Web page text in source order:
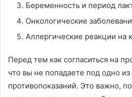
Беременность и период
Онкологические
Аллергические реакции на
Перед тем как согласиться на
что вы не попадаете под одно из
противопоказаний. Это важно,